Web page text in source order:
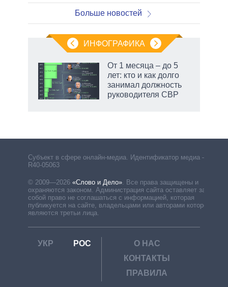
Больше новостей
ИНФОГРАФИКА
От 1 месяца – до 5
лет: кто и как долго
занимал должность
руководителя СВР
Субъект в сфере онлайн-медиа. Идентификатор медиа –
R40-05063
© 2009—2026 «Слово и Дело». Все права защищены и
охраняются законом. Администрация сайта оставляет за
собой право не соглашаться с информацией, которая
публикуется на сайте, владельцами или авторами которой
являются третьи лица.
УКР РОС
О НАС
КОНТАКТЫ
ПРАВИЛА